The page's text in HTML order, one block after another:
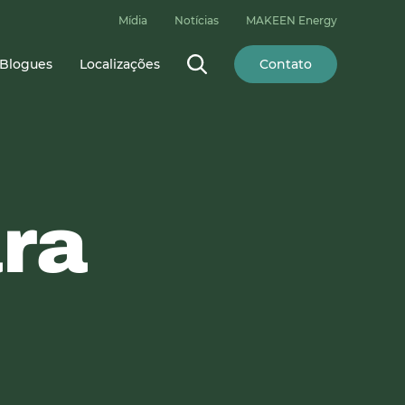
Blogues Localizações Contato
Mídia Notícias MAKEEN Energy